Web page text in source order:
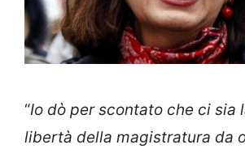
“Io dò per scontato che ci sia
libertà della magistratura da